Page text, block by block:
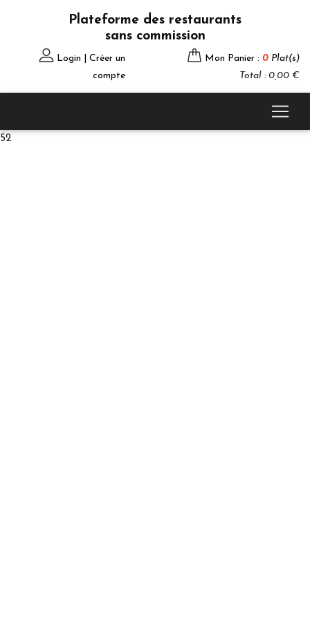
Plateforme des restaurants
sans commission
Login | Créer un
compte
Mon Panier : 0 Plat(s)
Total : 0,00 €
52